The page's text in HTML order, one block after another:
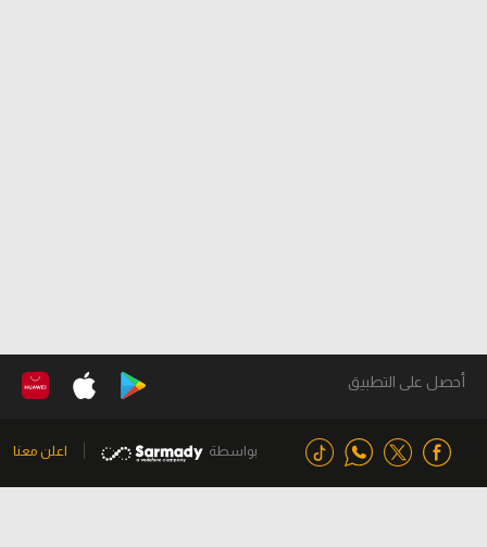
أحصل على التطبيق
بواسطة اعلن معنا